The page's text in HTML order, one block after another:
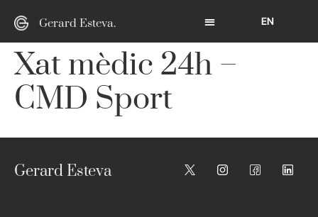
Gerard Esteva. EN
Xat mèdic 24h –
CMD Sport
Gerard Esteva